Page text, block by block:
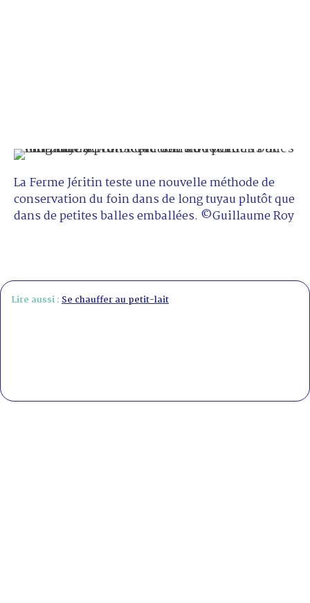
La Ferme Jéritin teste une nouvelle méthode de
conservation du foin dans de long tuyau plutôt que
dans de petites balles emballées. ©Guillaume Roy
Lire aussi :Se chauffer au petit-lait